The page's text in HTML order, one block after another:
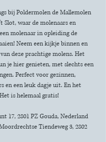
bij Poldermolen de Mallemolen
Slot, waar de molenaars en
molenaar in opleiding de
Neem een kijkje binnen en
deze prachtige molens. Het
je hier genieten, met slechts een
Perfect voor gezinnen,
en een leuk dagje uit. En het
is helemaal gratis!
17, 2801 PZ Gouda, Nederland
Tiendeweg 3, 2802